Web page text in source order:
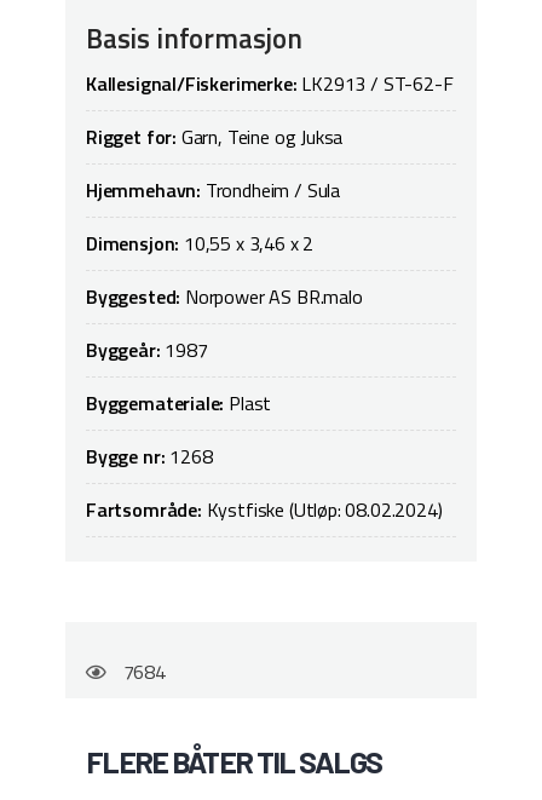
Basis informasjon
Kallesignal/Fiskerimerke: LK2913 / ST-62-F
Rigget for: Garn, Teine og Juksa
Hjemmehavn: Trondheim / Sula
Dimensjon: 10,55 x 3,46 x 2
Byggested: Norpower AS BR.malo
Byggeår: 1987
Byggemateriale: Plast
Bygge nr: 1268
Fartsområde: Kystfiske (Utløp: 08.02.2024)
7684
FLERE BÅTER TIL SALGS